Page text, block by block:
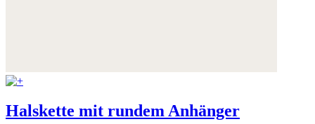
Halskette mit rundem Anhänger